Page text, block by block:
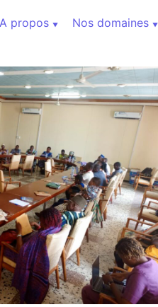
A propos Nos domaines